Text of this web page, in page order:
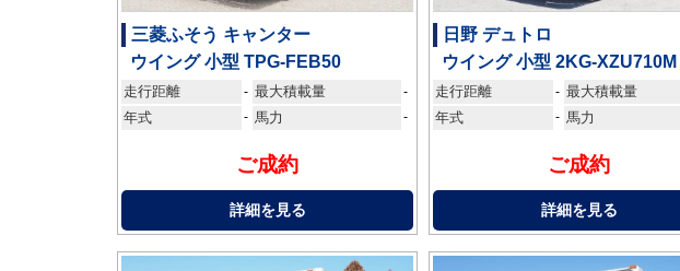
三菱ふそう キャンター
ウイング 小型 TPG-FEB50
走行距離 - 最大積載量 -
年式 - 馬力 -
ご成約
詳細を見る
日野 デュトロ
ウイング 小型 2KG-XZU710M
走行距離 - 最大積載量
年式 - 馬力
ご成約
詳細を見る